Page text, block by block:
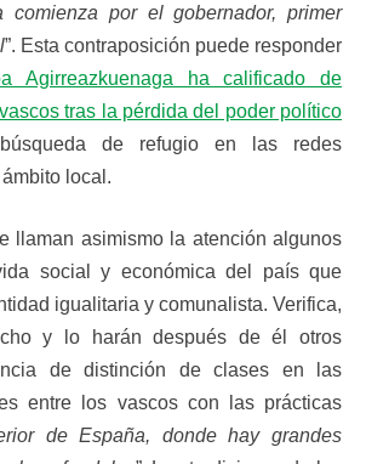
comienza por el gobernador, primer
”. Esta contraposición puede responder
Agirreazkuenaga ha calificado de
tras la pérdida del poder político
de refugio en las redes
local.
llaman asimismo la atención algunos
social y económica del país que
igualitaria y comunalista. Verifica,
y lo harán después de él otros
de distinción de clases en las
entre los vascos con las prácticas
de España, donde hay grandes